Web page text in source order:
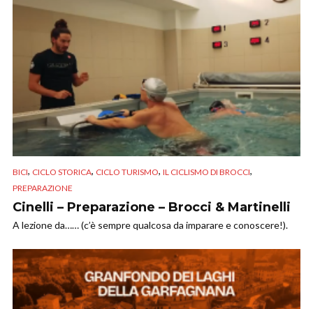
BICI, CICLO STORICA, CICLO TURISMO, IL CICLISMO DI BROCCI,
PREPARAZIONE
Cinelli – Preparazione – Brocci & Martinelli
A lezione da…… (c’è sempre qualcosa da imparare e conoscere!).